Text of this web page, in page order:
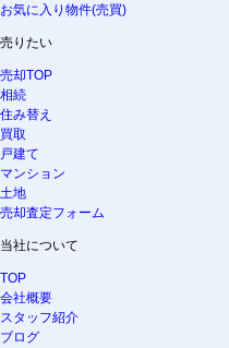
お気に入り物件(売買)
売りたい
売却TOP
相続
住み替え
買取
戸建て
マンション
土地
売却査定フォーム
当社について
TOP
会社概要
スタッフ紹介
ブログ